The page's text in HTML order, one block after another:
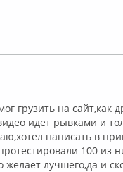
грузить на
идет рывками и
написать в
100 из
желает лучшего,да и